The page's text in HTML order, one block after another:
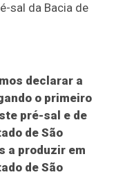
sal da Bacia de
declarar a
o primeiro
pré-sal e de
de São
a produzir em
de São